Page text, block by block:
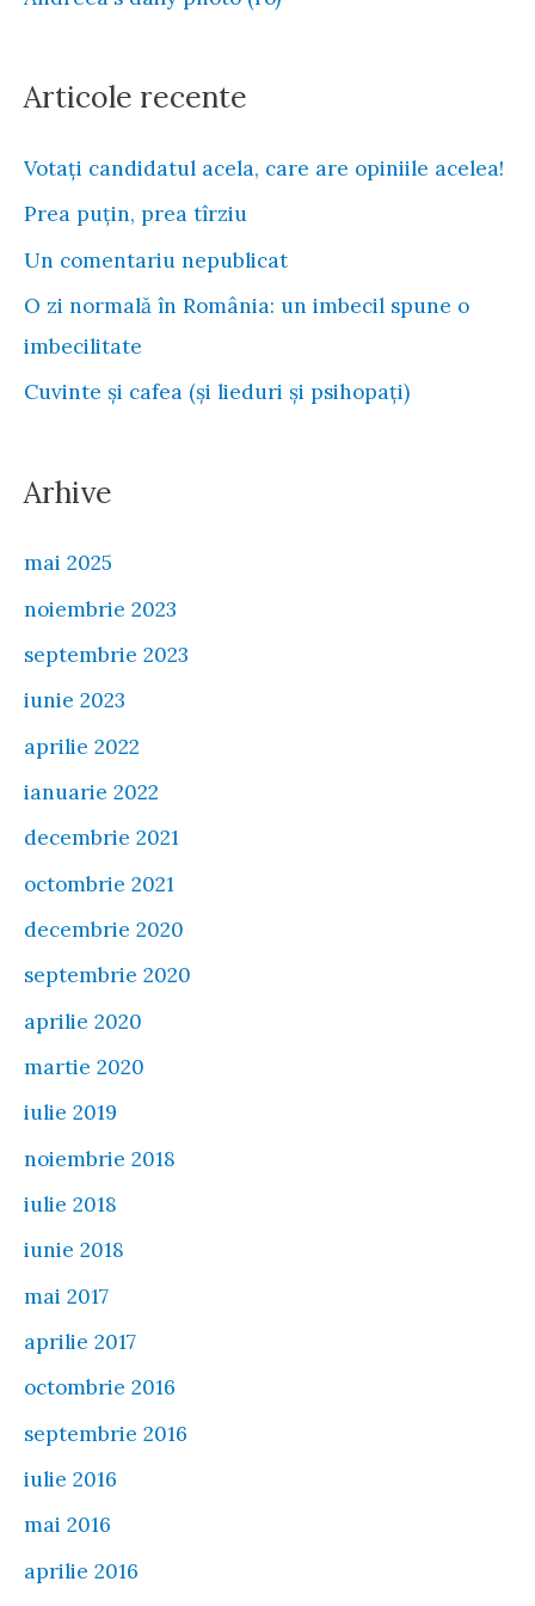
Articole recente
Votați candidatul acela, care are opiniile acelea!
Prea puțin, prea tîrziu
Un comentariu nepublicat
O zi normală în România: un imbecil spune o
imbecilitate
Cuvinte și cafea (și lieduri și psihopați)
Arhive
mai 2025
noiembrie 2023
septembrie 2023
iunie 2023
aprilie 2022
ianuarie 2022
decembrie 2021
octombrie 2021
decembrie 2020
septembrie 2020
aprilie 2020
martie 2020
iulie 2019
noiembrie 2018
iulie 2018
iunie 2018
mai 2017
aprilie 2017
octombrie 2016
septembrie 2016
iulie 2016
mai 2016
aprilie 2016